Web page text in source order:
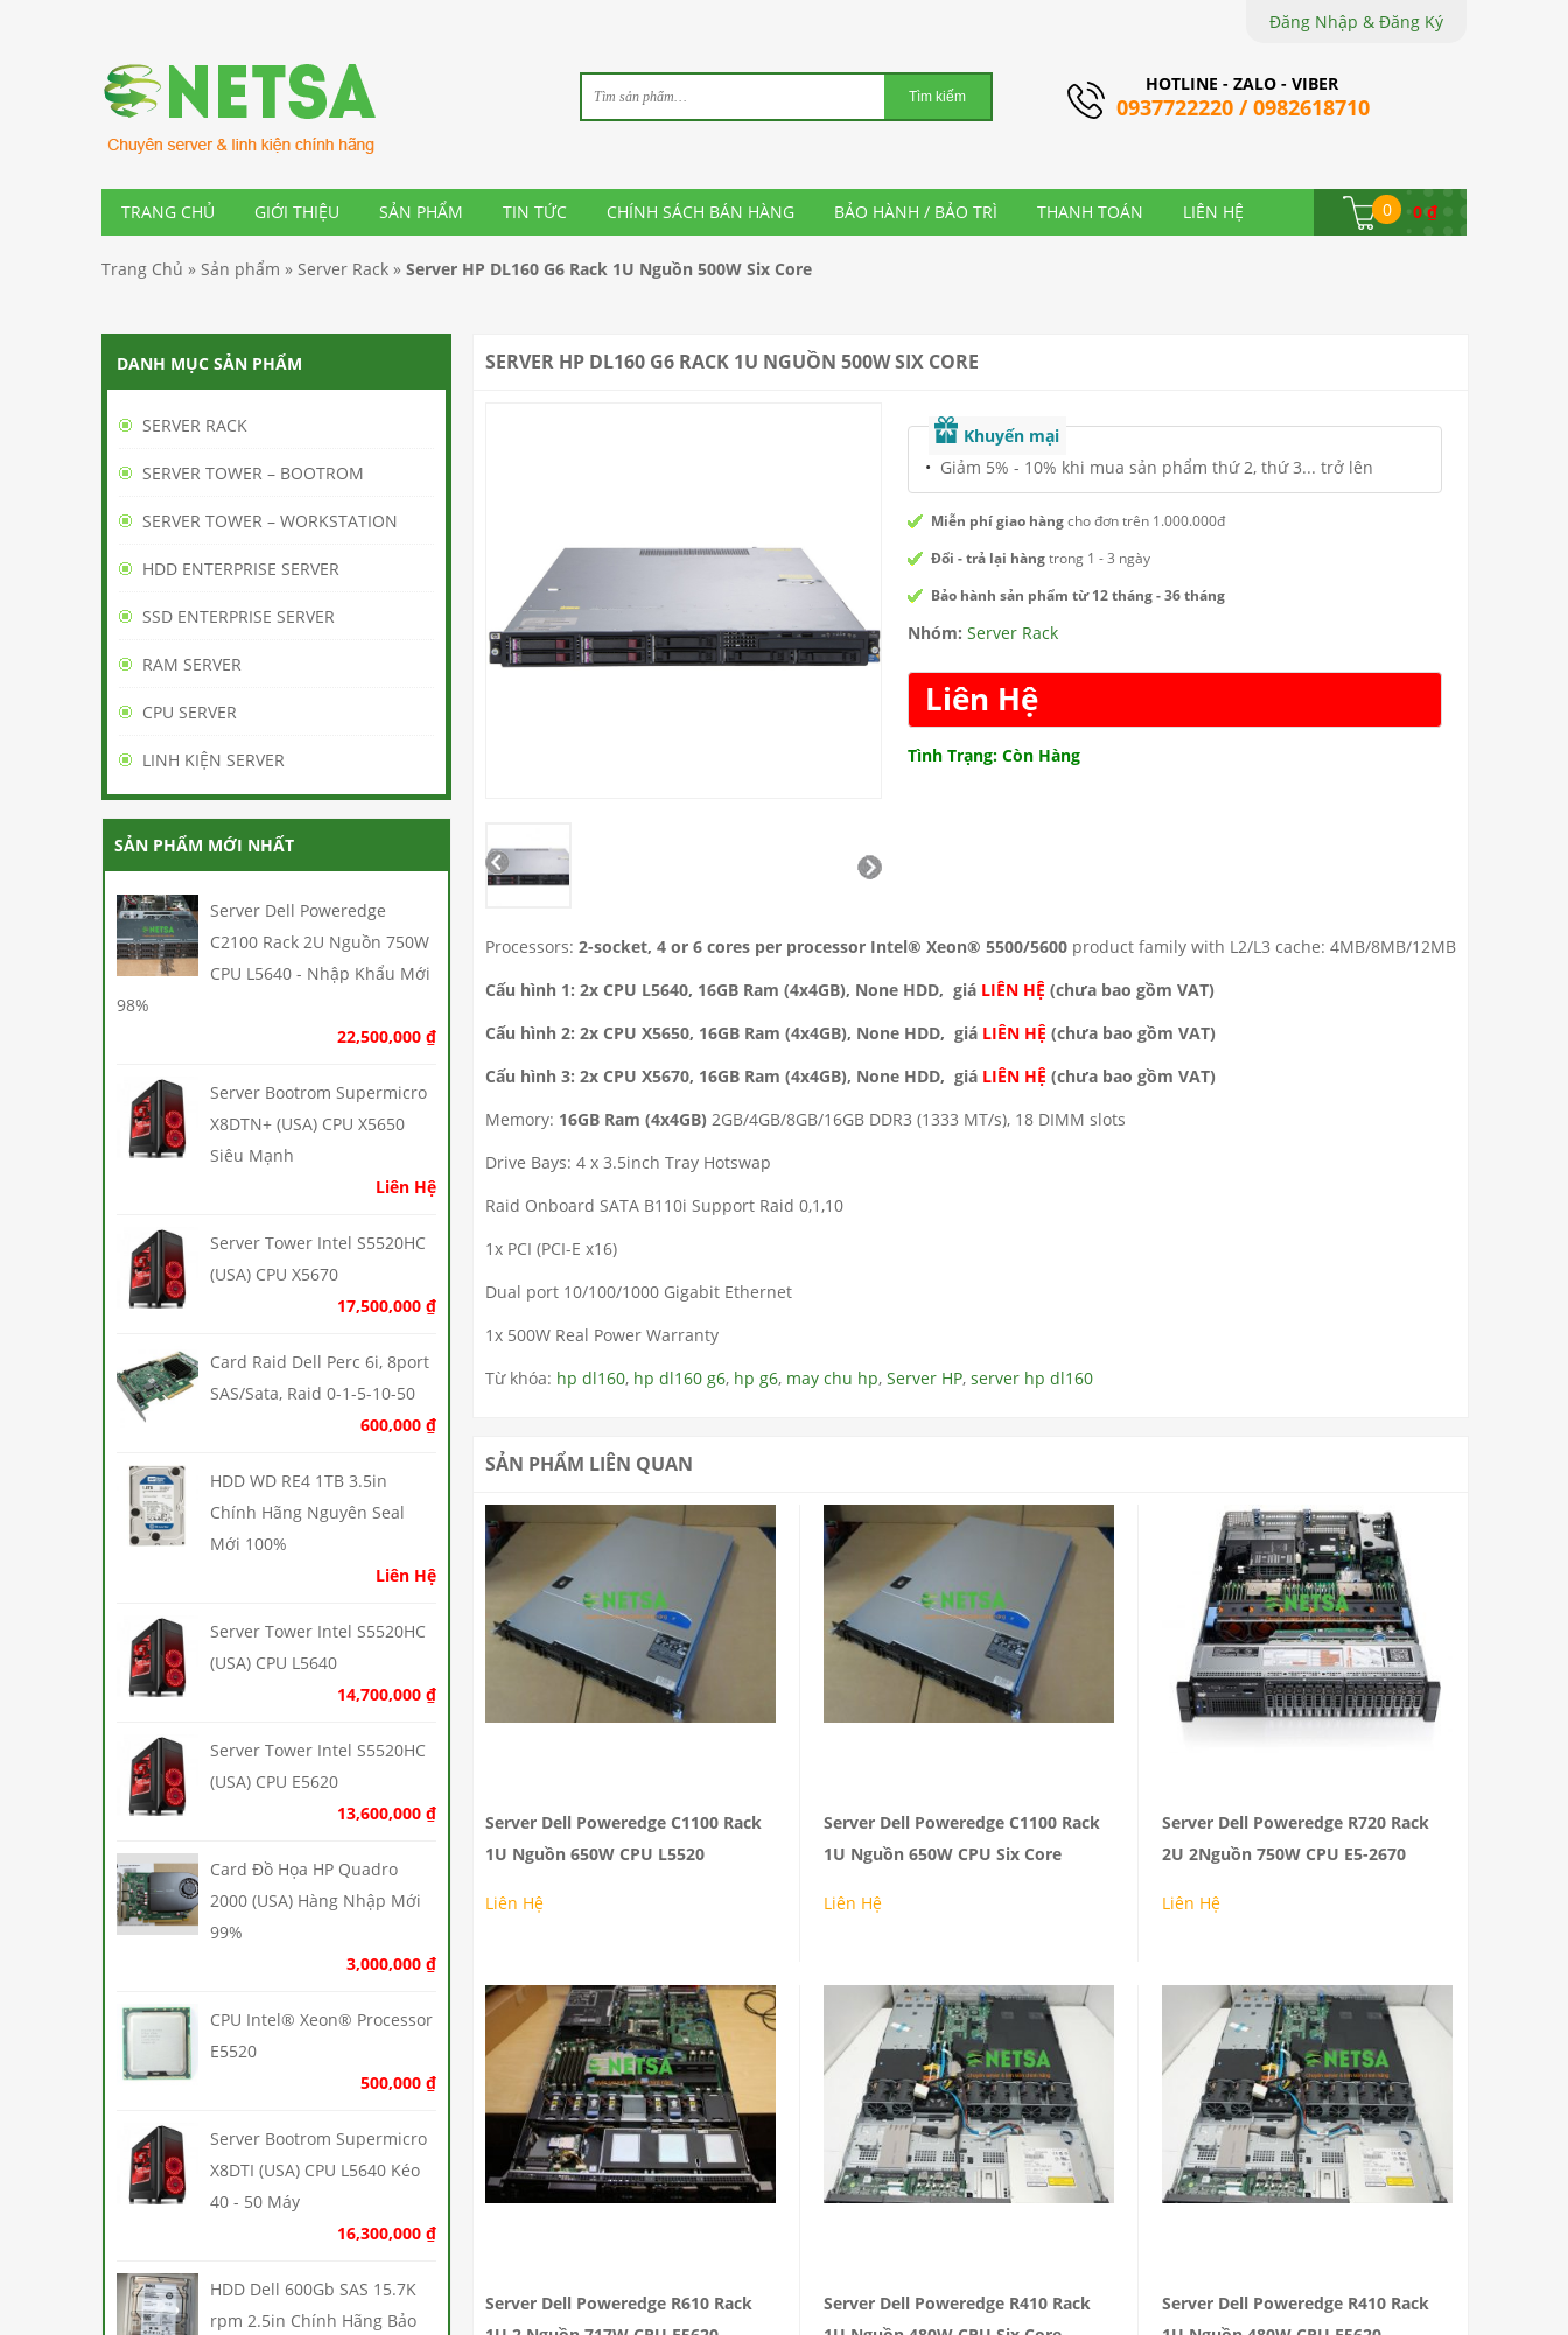
Đăng Nhập & Đăng Ký
HOTLINE - ZALO - VIBER
0937722220 / 0982618710
TRANG CHỦ GIỚI THIỆU SẢN PHẨM TIN TỨC CHÍNH SÁCH BÁN HÀNG BẢO HÀNH / BẢO TRÌ THANH TOÁN LIÊN HỆ 0 0 ₫
Trang Chủ » Sản phẩm » Server Rack » Server HP DL160 G6 Rack 1U Nguồn 500W Six Core
DANH MỤC SẢN PHẨM
SERVER RACK
SERVER TOWER – BOOTROM
SERVER TOWER – WORKSTATION
HDD ENTERPRISE SERVER
SSD ENTERPRISE SERVER
RAM SERVER
CPU SERVER
LINH KIỆN SERVER
SẢN PHẨM MỚI NHẤT
Server Dell Poweredge
C2100 Rack 2U Nguồn 750W
CPU L5640 - Nhập Khẩu Mới
98%
22,500,000 ₫
Server Bootrom Supermicro
X8DTN+ (USA) CPU X5650
Siêu Mạnh
Liên Hệ
Server Tower Intel S5520HC
(USA) CPU X5670
17,500,000 ₫
Card Raid Dell Perc 6i, 8port
SAS/Sata, Raid 0-1-5-10-50
600,000 ₫
HDD WD RE4 1TB 3.5in
Chính Hãng Nguyên Seal
Mới 100%
Liên Hệ
Server Tower Intel S5520HC
(USA) CPU L5640
14,700,000 ₫
Server Tower Intel S5520HC
(USA) CPU E5620
13,600,000 ₫
Card Đồ Họa HP Quadro
2000 (USA) Hàng Nhập Mới
99%
3,000,000 ₫
CPU Intel® Xeon® Processor
E5520
500,000 ₫
Server Bootrom Supermicro
X8DTI (USA) CPU L5640 Kéo
40 - 50 Máy
16,300,000 ₫
HDD Dell 600Gb SAS 15.7K
rpm 2.5in Chính Hãng Bảo
SERVER HP DL160 G6 RACK 1U NGUỒN 500W SIX CORE
Khuyến mại
Giảm 5% - 10% khi mua sản phẩm thứ 2, thứ 3... trở lên
Miễn phí giao hàngcho đơn trên 1.000.000đ
Đổi - trả lại hàngtrong 1 - 3 ngày
Bảo hành sản phẩm từ 12 tháng - 36 tháng
Nhóm: Server Rack
Liên Hệ
Tình Trạng: Còn Hàng
Processors: 2-socket, 4 or 6 cores per processor Intel® Xeon® 5500/5600 product family with L2/L3 cache: 4MB/8MB/12MB
Cấu hình 1: 2x CPU L5640, 16GB Ram (4x4GB), None HDD, giá LIÊN HỆ (chưa bao gồm VAT)
Cấu hình 2: 2x CPU X5650, 16GB Ram (4x4GB), None HDD, giá LIÊN HỆ (chưa bao gồm VAT)
Cấu hình 3: 2x CPU X5670, 16GB Ram (4x4GB), None HDD, giá LIÊN HỆ (chưa bao gồm VAT)
Memory: 16GB Ram (4x4GB) 2GB/4GB/8GB/16GB DDR3 (1333 MT/s), 18 DIMM slots
Drive Bays: 4 x 3.5inch Tray Hotswap
Raid Onboard SATA B110i Support Raid 0,1,10
1x PCI (PCI-E x16)
Dual port 10/100/1000 Gigabit Ethernet
1x 500W Real Power Warranty
Từ khóa: hp dl160, hp dl160 g6, hp g6, may chu hp, Server HP, server hp dl160
SẢN PHẨM LIÊN QUAN
Reviews: 0
Server Dell Poweredge C1100 Rack
1U Nguồn 650W CPU L5520
Liên Hệ
Server Dell Poweredge C1100 Rack
1U Nguồn 650W CPU Six Core
Liên Hệ
Server Dell Poweredge R720 Rack
2U 2Nguồn 750W CPU E5-2670
Liên Hệ
Reviews: 0
Server Dell Poweredge R610 Rack
Reviews: 0
Server Dell Poweredge R410 Rack
Reviews: 0
Server Dell Poweredge R410 Rack